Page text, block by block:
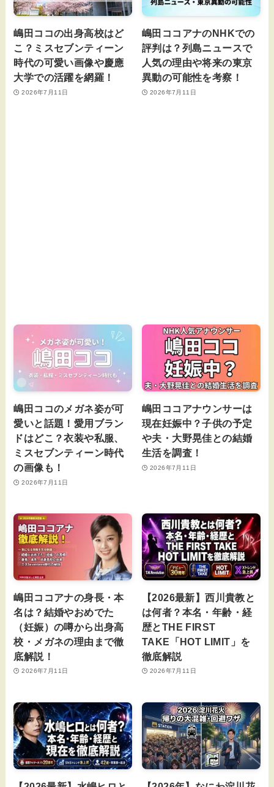
嶋田ココの出身高校はど
こ？ミスセブンティーン
時代の可愛い画像や慶應
大学での活躍を網羅！
2026年7月11日
嶋田ココアナのNHKでの
評判は？列島ニュースで
人気の理由や将来の東京
異動の可能性を考察！
2026年7月11日
嶋田ココのメガネ姿が可
愛いと話題！愛用ブラン
ドはどこ？衣装や私服、
ミスセブンティーン時代
の画像も！
2026年7月11日
嶋田ココアナウンサーは
現在妊娠中？子供の予定
や夫・大野晃佳との結婚
生活を調査！
2026年7月11日
嶋田ココアナの身長・本
名は？結婚やおめでた
（妊娠）の噂から出身高
校・メガネの理由まで徹
底解説！
2026年7月11日
【2026最新】西川貴教と
は何者？本名・年齢・経
歴とTHE FIRST
TAKE「HOT LIMIT」を
徹底解説
2026年7月11日